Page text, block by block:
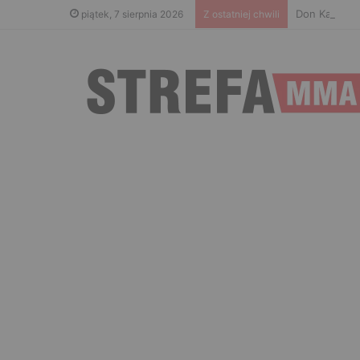
piątek, 7 sierpnia 2026 Z ostatniej chwili Don Kasjo